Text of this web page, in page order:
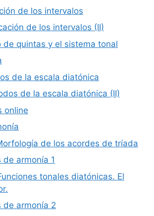
de los intervalos
de los intervalos (II)
de quintas y el sistema tonal
de la escala diatónica
de la escala diatónica (II)
online
de los acordes de tríada
de armonía 1
tonales diatónicas. El
de armonía 2